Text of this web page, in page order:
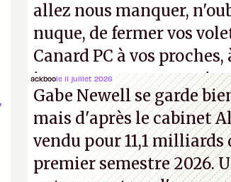
allez nous manquer,
nuque, de fermer vos
Canard PC à vos
inconnus que vous
! –ER.
ackboole 11 juillet 2026
Gabe Newell se garde
mais d'après le cabinet
vendu pour 11,1
premier semestre 2026.